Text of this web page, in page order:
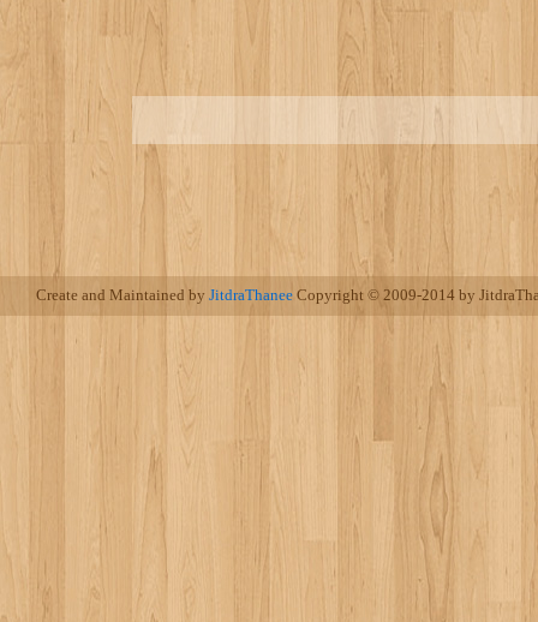
Create and Maintained by JitdraThanee Copyright © 2009-2014 by